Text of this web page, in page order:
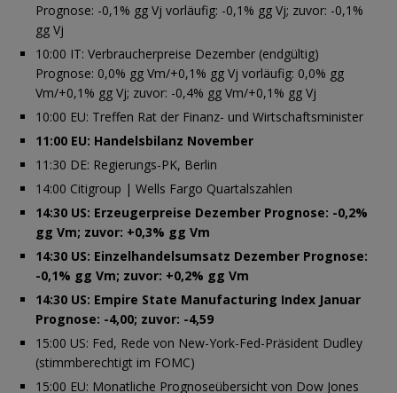
Prognose: -0,1% gg Vj vorläufig: -0,1% gg Vj; zuvor: -0,1%
gg Vj
10:00 IT: Verbraucherpreise Dezember (endgültig)
Prognose: 0,0% gg Vm/+0,1% gg Vj vorläufig: 0,0% gg
Vm/+0,1% gg Vj; zuvor: -0,4% gg Vm/+0,1% gg Vj
10:00 EU: Treffen Rat der Finanz- und Wirtschaftsminister
11:00 EU: Handelsbilanz November
11:30 DE: Regierungs-PK, Berlin
14:00 Citigroup | Wells Fargo Quartalszahlen
14:30 US: Erzeugerpreise Dezember Prognose: -0,2%
gg Vm; zuvor: +0,3% gg Vm
14:30 US: Einzelhandelsumsatz Dezember Prognose:
-0,1% gg Vm; zuvor: +0,2% gg Vm
14:30 US: Empire State Manufacturing Index Januar
Prognose: -4,00; zuvor: -4,59
15:00 US: Fed, Rede von New-York-Fed-Präsident Dudley
(stimmberechtigt im FOMC)
15:00 EU: Monatliche Prognoseübersicht von Dow Jones